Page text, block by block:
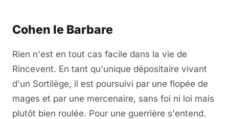
Cohen le Barbare
Rien n'est en tout cas facile dans la vie de
Rincevent. En tant qu'unique dépositaire vivant
d'un Sortilège, il est poursuivi par une flopée de
mages et par une mercenaire, sans foi ni loi mais
plutôt bien roulée. Pour une guerrière s'entend.